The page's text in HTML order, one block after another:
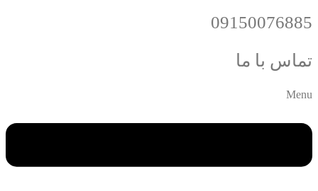
09150076885
تماس با ما
Menu